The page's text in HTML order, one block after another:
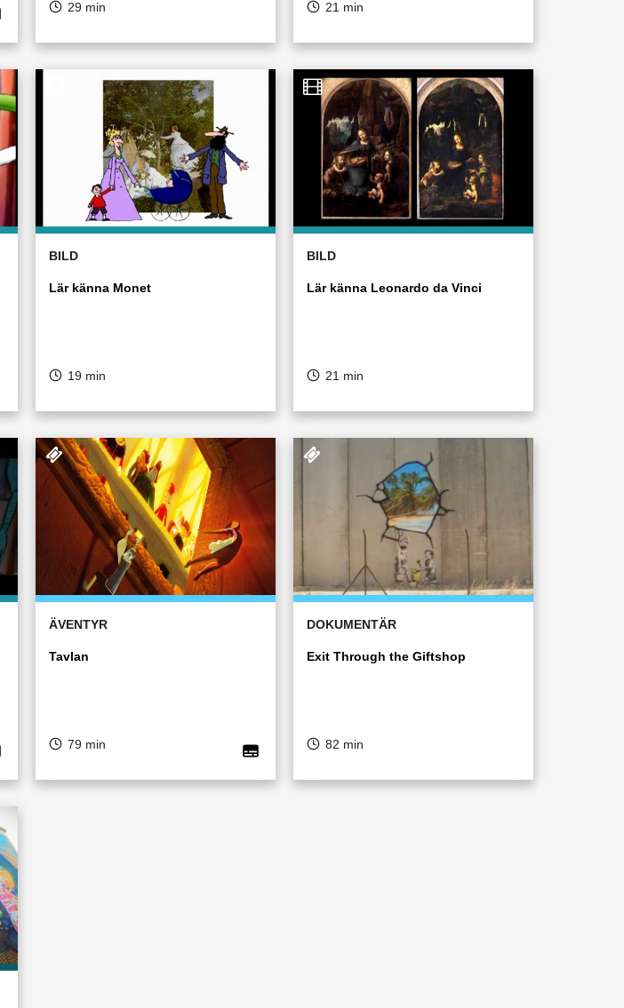
29 min 21 min
BILD
Lär känna Monet
19 min
BILD
Lär känna Leonardo da Vinci
21 min
ÄVENTYR
Tavlan
79 min
DOKUMENTÄR
Exit Through the Giftshop
82 min